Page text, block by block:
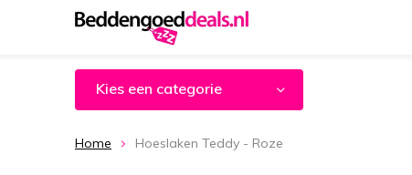
Kies een categorie
Home Hoeslaken Teddy - Roze